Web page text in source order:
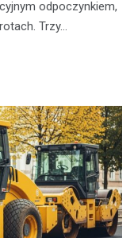
odpoczynkiem,
Trzy…